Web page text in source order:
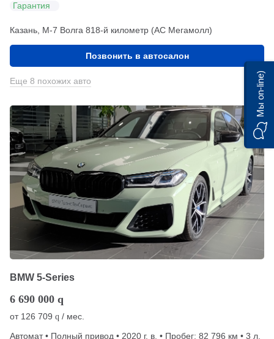
Гарантия
Казань, М-7 Волга 818-й километр (АС Мегамолл)
Позвонить в автосалон
Еще 8 похожих авто
BMW 5-Series
6 690 000 q
от 126 709 q / мес.
Автомат • Полный привод • 2020 г. в. • Пробег: 82 796 км • 3 л.
Мы on-line)